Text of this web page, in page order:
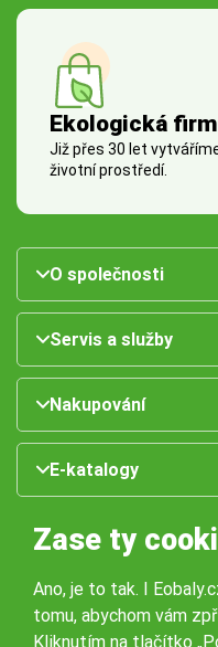
Ekologická
Již přes 30 let
životní prostředí.
O společnosti
Servis a služby
Nakupování
E-katalogy
Zase ty
Ano, je to tak. I
tomu, abychom vám
Kliknutím na tlačítko